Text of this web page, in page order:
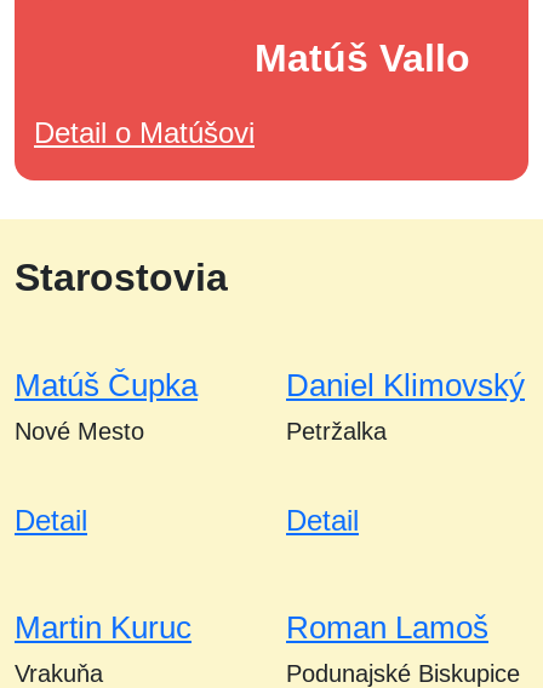
Matúš Vallo
Detail o Matúšovi
Starostovia
Matúš Čupka
Nové Mesto
Detail
Daniel Klimovský
Petržalka
Detail
Martin Kuruc
Vrakuňa
Roman Lamoš
Podunajské Biskupice